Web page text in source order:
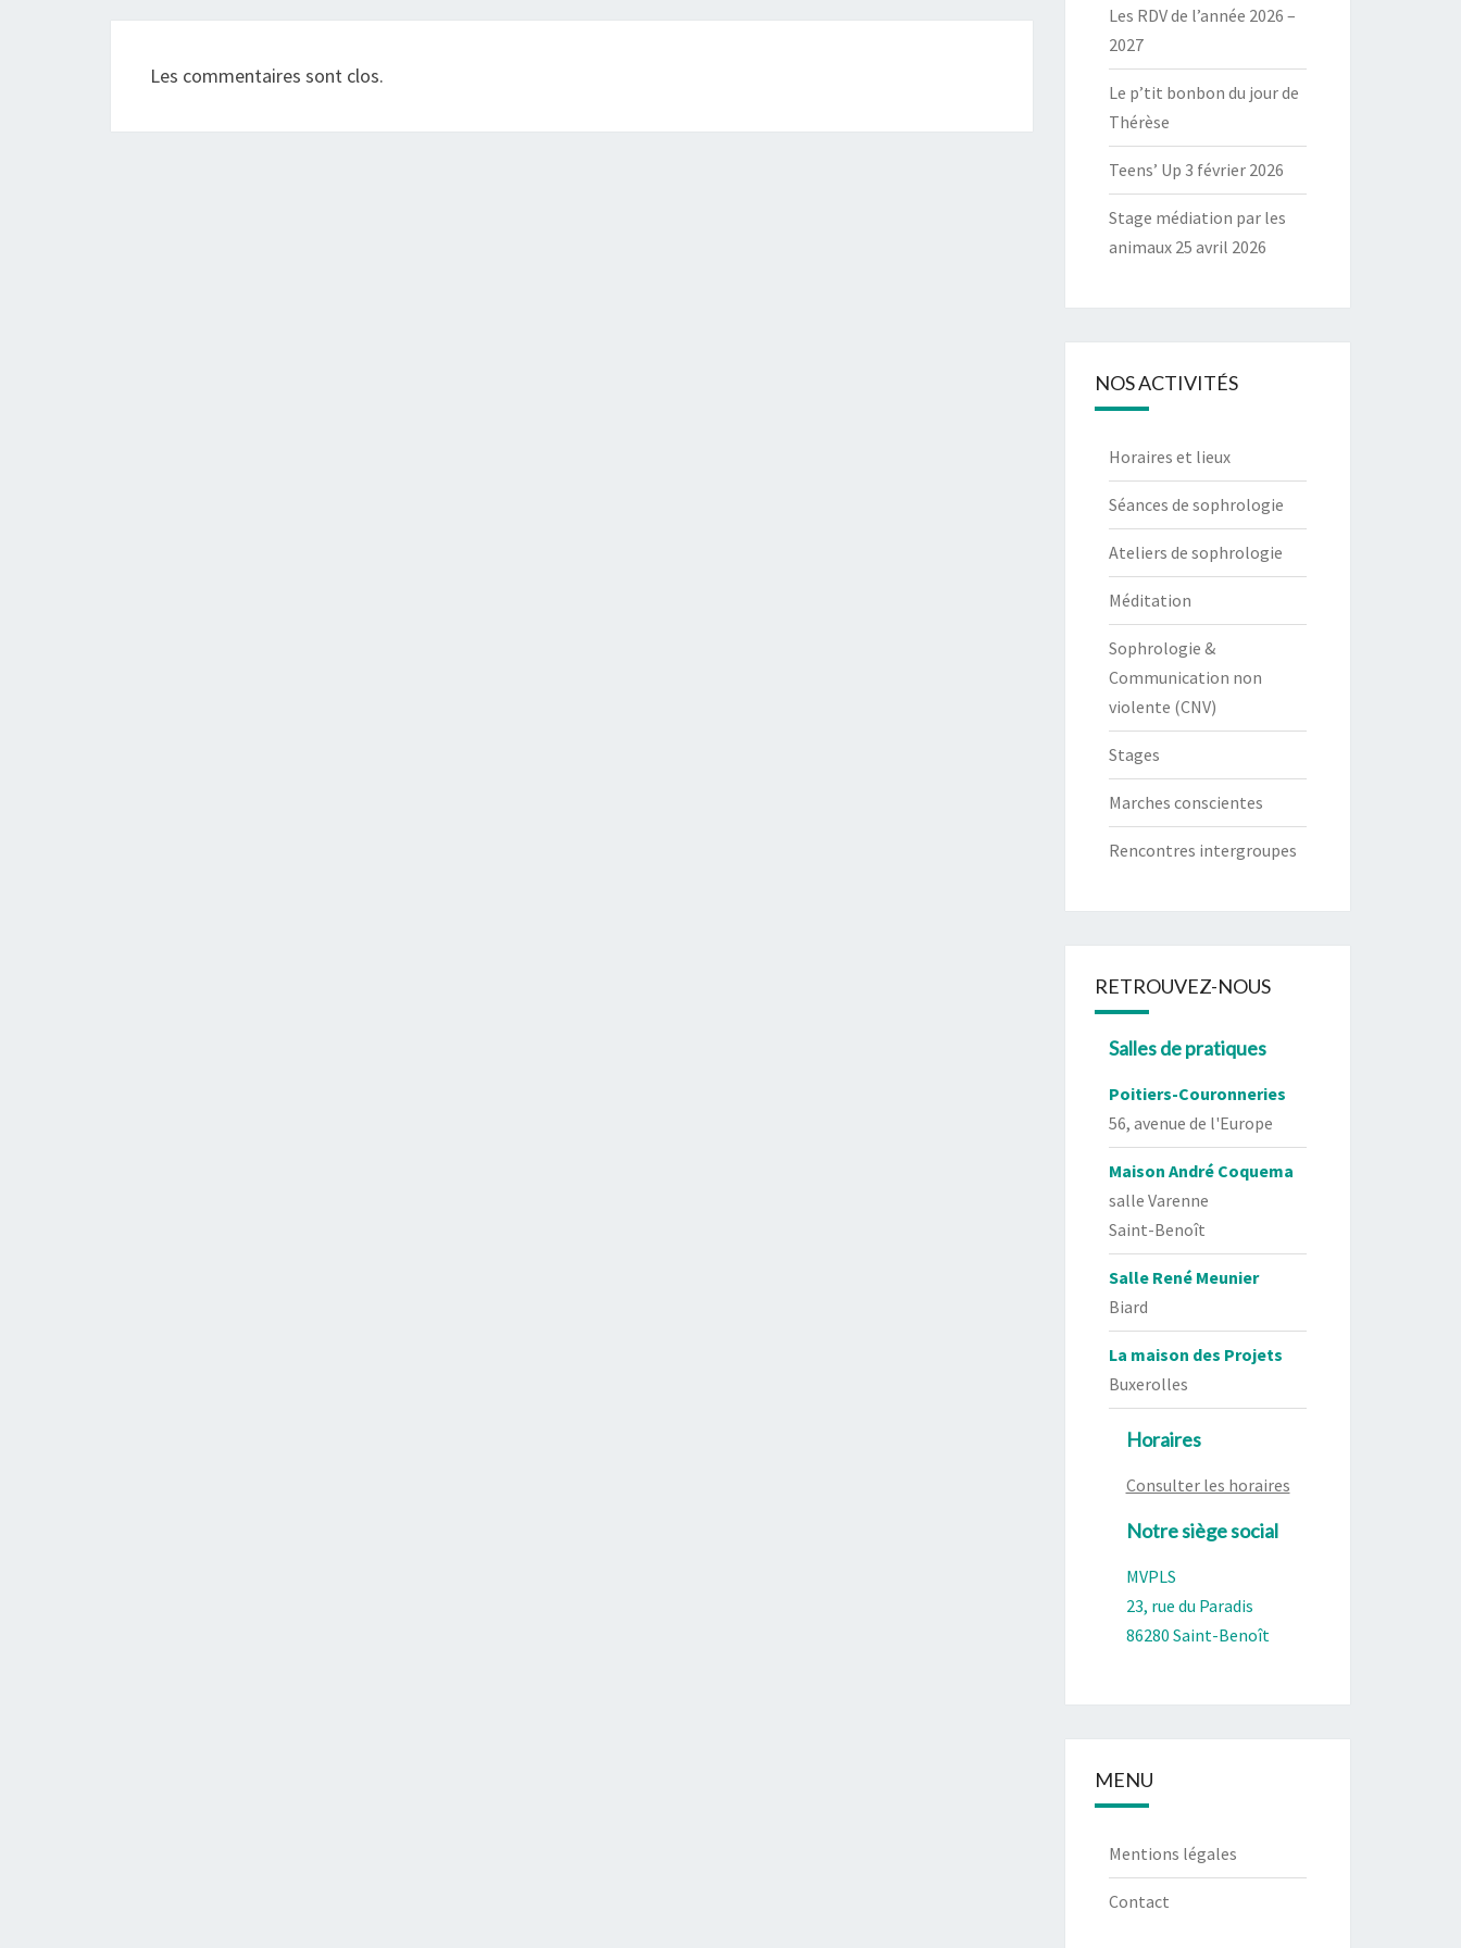
Les commentaires sont clos.
Les RDV de l’année 2026 –
2027
Le p’tit bonbon du jour de
Thérèse
Teens’ Up 3 février 2026
Stage médiation par les
animaux 25 avril 2026
NOS ACTIVITÉS
Horaires et lieux
Séances de sophrologie
Ateliers de sophrologie
Méditation
Sophrologie &
Communication non
violente (CNV)
Stages
Marches conscientes
Rencontres intergroupes
RETROUVEZ-NOUS
Salles de pratiques
Poitiers-Couronneries
56, avenue de l'Europe
Maison André Coquema
salle Varenne
Saint-Benoît
Salle René Meunier
Biard
La maison des Projets
Buxerolles
Horaires
Consulter les horaires
Notre siège social
MVPLS
23, rue du Paradis
86280 Saint-Benoît
MENU
Mentions légales
Contact